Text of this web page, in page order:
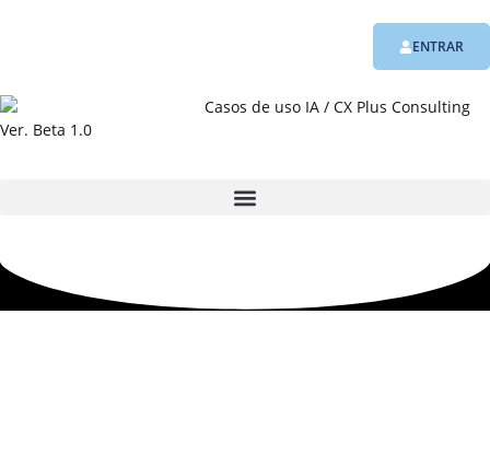
ENTRAR
Ver. Beta 1.0